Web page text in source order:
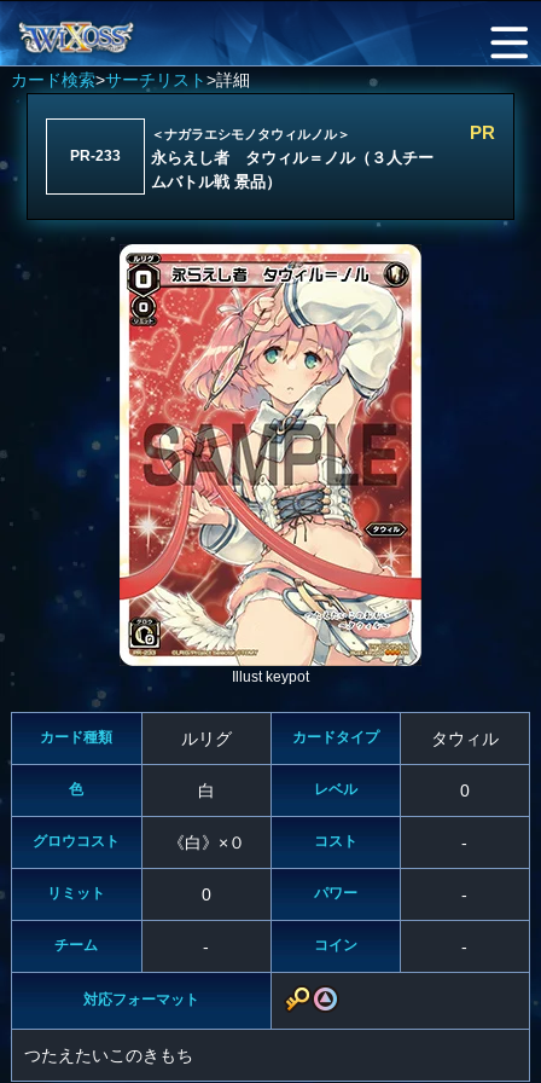
カード検索>サーチリスト>詳細
PR-233
＜ナガラエシモノタウィルノル＞
永らえし者 タウィル＝ノル（３人チー
ムバトル戦 景品）
PR
Illust keypot
カード種類 ルリグ カードタイプ タウィル
色 白 レベル 0
グロウコスト 《白》×０ コスト -
リミット 0 パワー -
チーム - コイン -
対応フォーマット
つたえたいこのきもち